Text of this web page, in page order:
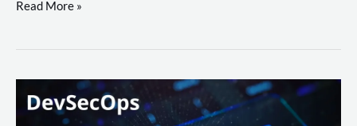
teste
palyer
Lance
Read More »